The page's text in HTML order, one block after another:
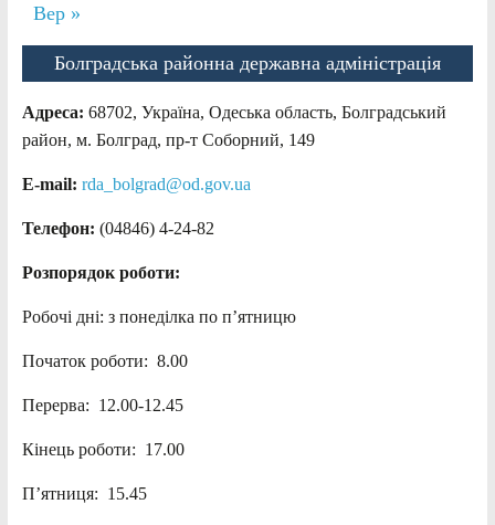
Вер »
Болградська районна державна адміністрація
Адреса: 68702, Україна, Одеська область, Болградський
район, м. Болград, пр-т Соборний, 149
E-mail: rda_bolgrad@od.gov.ua
Телефон: (04846) 4-24-82
Розпорядок роботи:
Робочі дні: з понеділка по п’ятницю
Початок роботи: 8.00
Перерва: 12.00-12.45
Кінець роботи: 17.00
П’ятниця: 15.45